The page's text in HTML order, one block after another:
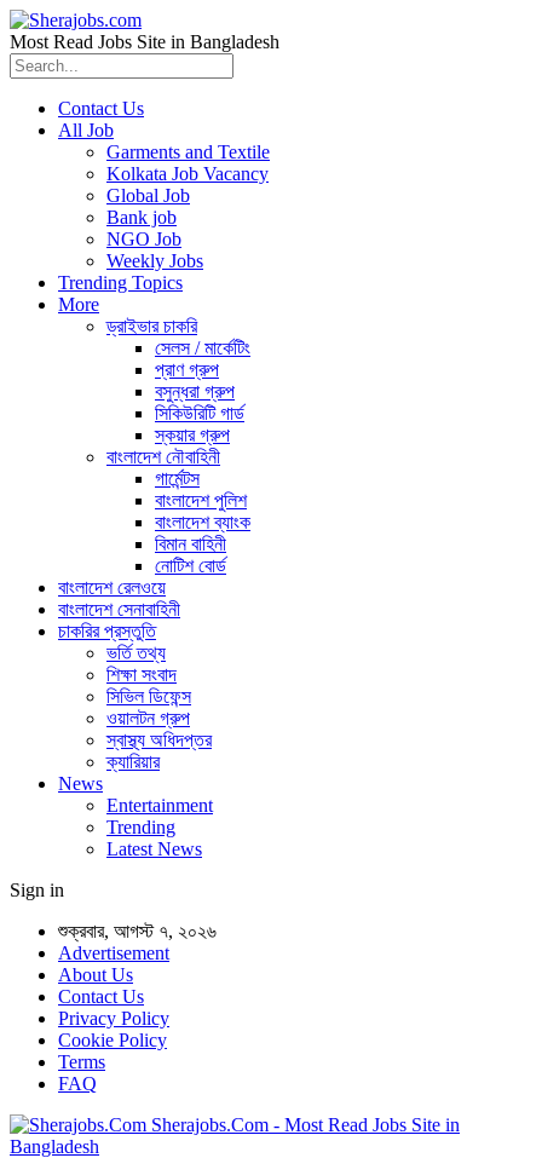
Most Read Jobs Site in Bangladesh
Contact Us
All Job
Garments and Textile
Kolkata Job Vacancy
Global Job
Bank job
NGO Job
Weekly Jobs
Trending Topics
More
ড্রাইভার চাকরি
সেলস / মার্কেটিং
প্রাণ গ্রুপ
বসুন্ধরা গ্রুপ
সিকিউরিটি গার্ড
স্কয়ার গ্রুপ
বাংলাদেশ নৌবাহিনী
গার্মেন্টস
বাংলাদেশ পুলিশ
বাংলাদেশ ব্যাংক
বিমান বাহিনী
নোটিশ বোর্ড
বাংলাদেশ রেলওয়ে
বাংলাদেশ সেনাবাহিনী
চাকরির প্রস্তুতি
ভর্তি তথ্য
শিক্ষা সংবাদ
সিভিল ডিফেন্স
ওয়ালটন গ্রুপ
স্বাস্থ্য অধিদপ্তর
ক্যারিয়ার
News
Entertainment
Trending
Latest News
Sign in
শুক্রবার, আগস্ট ৭, ২০২৬
Advertisement
About Us
Contact Us
Privacy Policy
Cookie Policy
Terms
FAQ
Sherajobs.Com - Most Read Jobs Site in
Bangladesh